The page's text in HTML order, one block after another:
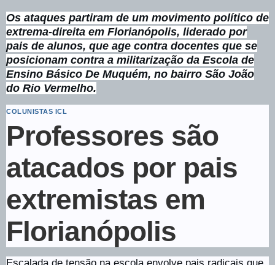
Os ataques partiram de um movimento político de
extrema-direita em Florianópolis, liderado por
pais de alunos, que age contra docentes que se
posicionam contra a militarização da Escola de
Ensino Básico De Muquém, no bairro São João
do Rio Vermelho.
COLUNISTAS ICL
Professores são
atacados por pais
extremistas em
Florianópolis